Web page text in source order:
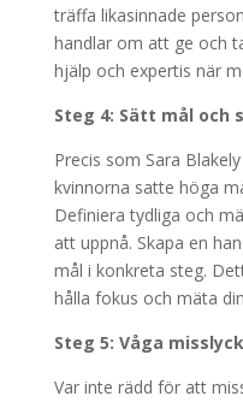
träffa likasinnade
handlar om att ge och
hjälp och expertis när
Steg 4: Sätt mål och
Precis som Sara
kvinnorna satte höga
Definiera tydliga och
att uppnå. Skapa en
mål i konkreta steg.
hålla fokus och mäta
Steg 5: Våga
Var inte rädd för att